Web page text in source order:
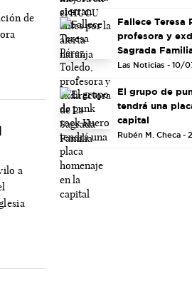
de
a
Fallece Teresa
profesora y
Sagrada
Las Noticias - 10/
El grupo de
tendrá una
capital
Rubén M. Checa